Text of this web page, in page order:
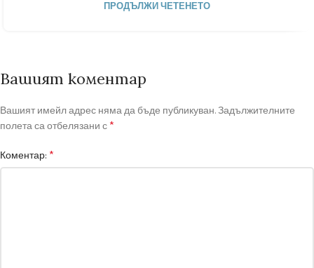
ПРОДЪЛЖИ ЧЕТЕНЕТО
Вашият коментар
Вашият имейл адрес няма да бъде публикуван.Задължителните
полета са отбелязани с *
Коментар: *